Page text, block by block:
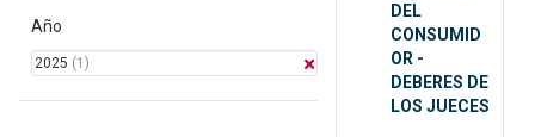
Año
2025 (1)
DEL
CONSUMID
OR -
DEBERES DE
LOS JUECES